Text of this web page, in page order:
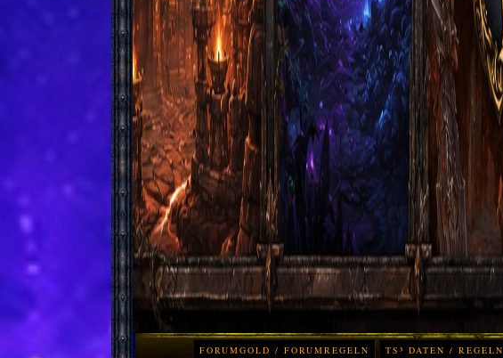
FORUMGOLD / FORUMREGELN TS³ DATEN / REGELN